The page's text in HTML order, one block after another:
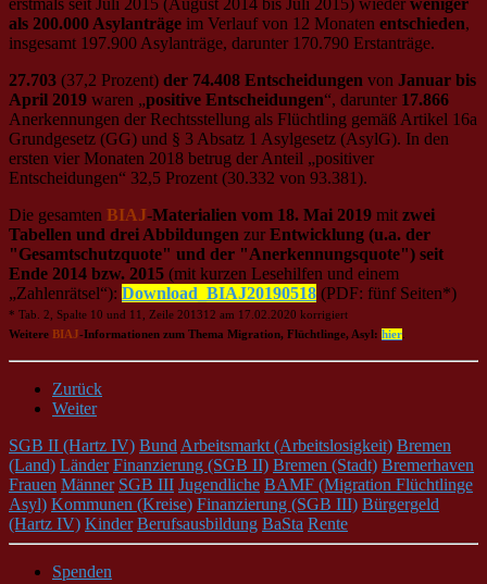
als 200.000 Asylanträge im Verlauf von 12 Monaten entschieden,
insgesamt 197.900 Asylanträge, darunter 170.790 Erstanträge.
27.703 (37,2 Prozent) der 74.408 Entscheidungen von Januar bis
April 2019 waren „positive Entscheidungen“, darunter 17.866
Anerkennungen der Rechtsstellung als Flüchtling gemäß Artikel 16a
Grundgesetz (GG) und § 3 Absatz 1 Asylgesetz (AsylG). In den
ersten vier Monaten 2018 betrug der Anteil „positiver
Entscheidungen“ 32,5 Prozent (30.332 von 93.381).
Die gesamten BIAJ-Materialien vom 18. Mai 2019 mit zwei
Tabellen und drei Abbildungen zur Entwicklung (u.a. der
"Gesamtschutzquote" und der "Anerkennungsquote") seit
Ende 2014 bzw. 2015 (mit kurzen Lesehilfen und einem
„Zahlenrätsel“): Download_BIAJ20190518 (PDF: fünf Seiten*)
* Tab. 2, Spalte 10 und 11, Zeile 201312 am 17.02.2020 korrigiert
Weitere BIAJ-Informationen zum Thema Migration, Flüchtlinge, Asyl: hier
Zurück
Weiter
SGB II (Hartz IV) Bund Arbeitsmarkt (Arbeitslosigkeit) Bremen
(Land) Länder Finanzierung (SGB II) Bremen (Stadt) Bremerhaven
Frauen Männer SGB III Jugendliche BAMF (Migration Flüchtlinge
Asyl) Kommunen (Kreise) Finanzierung (SGB III) Bürgergeld
(Hartz IV) Kinder Berufsausbildung BaSta Rente
Spenden